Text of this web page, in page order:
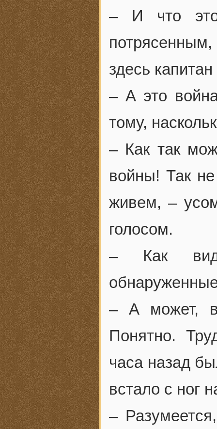
– И что это
здесь
– А это
тому,
– Как так
войны! Так
живем, –
голосом.
– Как
– А может,
Понятно.
часа назад
встало с ног
–